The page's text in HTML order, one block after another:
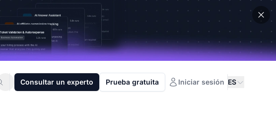
Consultar un experto Prueba gratuita Iniciar sesión ES